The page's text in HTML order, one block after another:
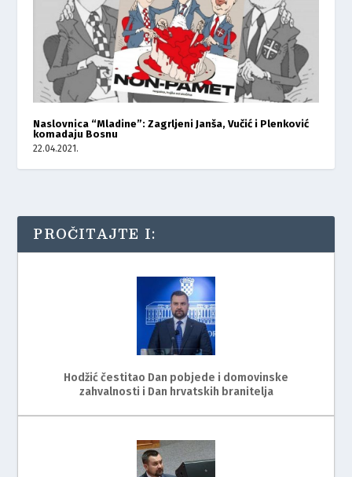
Naslovnica “Mladine”: Zagrljeni Janša, Vučić i Plenković
komadaju Bosnu
22.04.2021.
PROČITAJTE I:
Hodžić čestitao Dan pobjede i domovinske
zahvalnosti i Dan hrvatskih branitelja